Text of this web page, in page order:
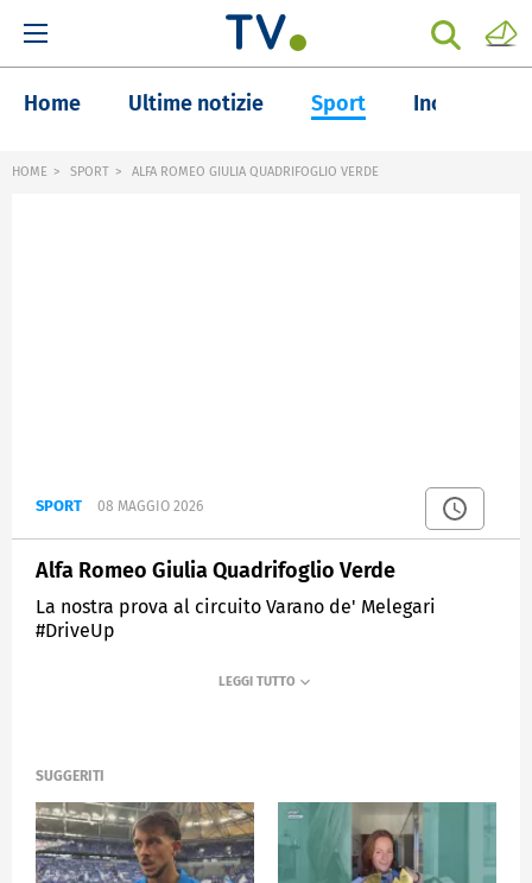
Home Ultime notizie Sport Inchieste
HOME SPORT ALFA ROMEO GIULIA QUADRIFOGLIO VERDE
SPORT 08 MAGGIO 2026
Alfa Romeo Giulia Quadrifoglio Verde
La nostra prova al circuito Varano de' Melegari
#DriveUp
SPORTMEDIASET
SUGGERITI